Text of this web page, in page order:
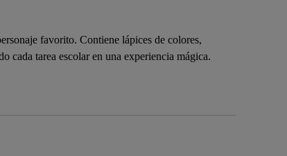
favorito. Contiene lápices de colores,
cada tarea escolar en una experiencia mágica.